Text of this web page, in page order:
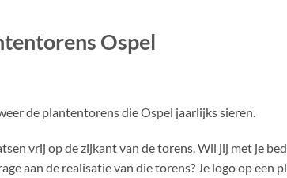
Ospel
de plantentorens die Ospel jaarlijks sieren.
vrij op de zijkant van de torens. Wil jij met je
aan de realisatie van die torens? Je logo op een